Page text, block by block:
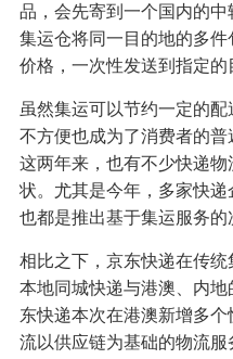
品，会先寄到一个国内的
集运仓将同一目的地的多
价格，一次性发送到指定的
虽然集运可以节约一定的配
不方便也成为了消费者的普
这两年来，也有不少快递
状。尤其是今年，多家快
也都是推出基于集运服务的
相比之下，京东快递在传
本地同城快递与港澳、内
东快递本次在港澳新增多
流以供应链为基础的物流